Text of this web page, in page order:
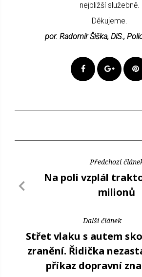
nejbližší služebně.
Děkujeme.
por. Radomír Šiška, DiS.,
Předchozí
Na poli vzplál
milionů
Další článek
Střet vlaku s autem
zranění. Řidička
příkaz dopravní